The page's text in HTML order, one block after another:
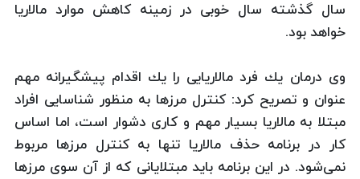
سال گذشته سال خوبی در زمینه‌ كاهش موارد مالاریا
خواهد بود.
وی درمان یك فرد مالاریایی را یك اقدام پیشگیرانه مهم
عنوان و تصریح كرد: كنترل مرزها به منظور شناسایی افراد
مبتلا به مالاریا بسیار مهم و كاری دشوار است، اما اساس
كار در برنامه حذف مالاریا تنها به كنترل مرزها مربوط
نمی‌شود. در این برنامه باید مبتلایانی كه از آن سوی مرزها